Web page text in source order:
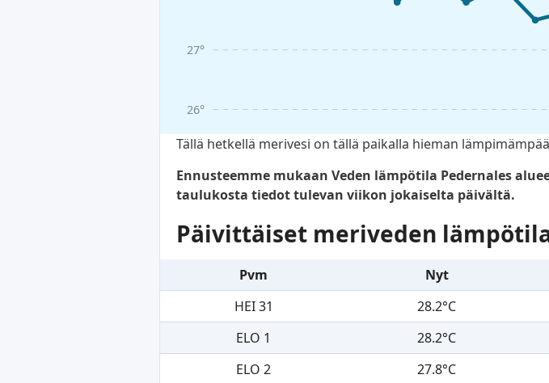
26°
27°
Tällä hetkellä merivesi on tällä paikalla hieman
Ennusteemme mukaan Veden lämpötila Pedernales
taulukosta tiedot tulevan viikon jokaiselta päivältä.
Päivittäiset meriveden
Pvm Nyt
HEI 31
28.2°C
ELO 1
28.2°C
ELO 2
27.8°C